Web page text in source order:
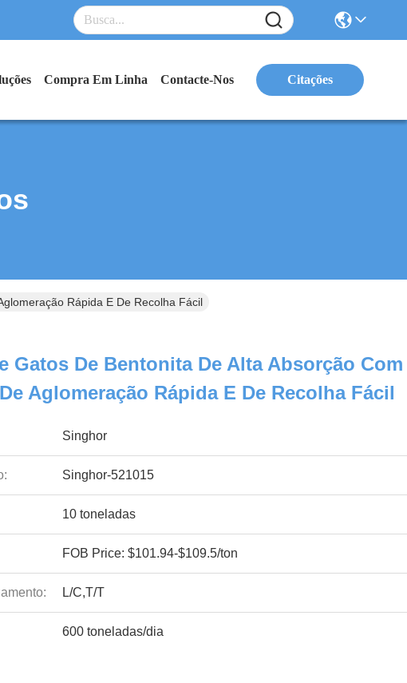
Compra Em Linha Contacte-Nos Citações
Rápida E De Recolha Fácil
Gatos De Bentonita De Alta Absorção Com
Aglomeração Rápida E De Recolha Fácil
Singhor
Singhor-521015
10 toneladas
FOB Price: $101.94-$109.5/ton
L/C,T/T
600 toneladas/dia